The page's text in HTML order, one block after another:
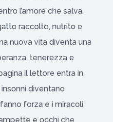
l’amore che salva,
raccolto, nutrito e
nuova vita diventa una
tenerezza e
il lettore entra in
diventano
forza e i miracoli
e occhi che